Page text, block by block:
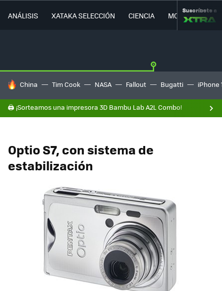
ANÁLISIS XATAKA SELECCIÓN CIENCIA MOVILIDAD
Suscríbete a
HOY SE HABLA DE
China Tim Cook NASA Fallout Bugatti iPhone
🖨️ ¡Sorteamos una impresora 3D Bambu Lab A2L Combo!
Optio S7, con sistema de
estabilización